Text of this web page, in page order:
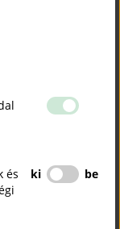
PERRŐL
és
ki be